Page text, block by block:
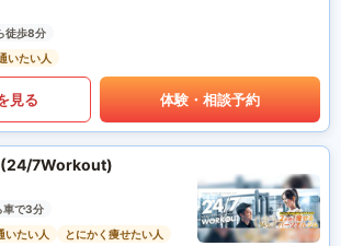
徒歩8分
いたい人
見る 体験・相談予約
(24/7Workout)
車で3分
いたい人
とにかく痩せたい人